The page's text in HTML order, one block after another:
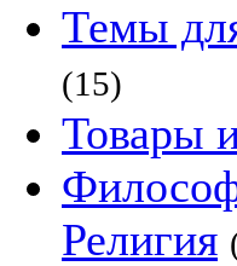
Темы
(15)
Товары
Религия